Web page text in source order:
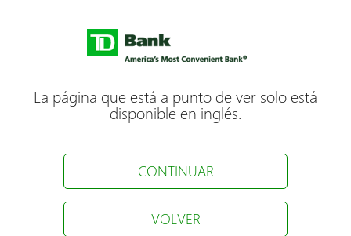
La página que está a punto de ver solo está
disponible en inglés.
CONTINUAR
VOLVER